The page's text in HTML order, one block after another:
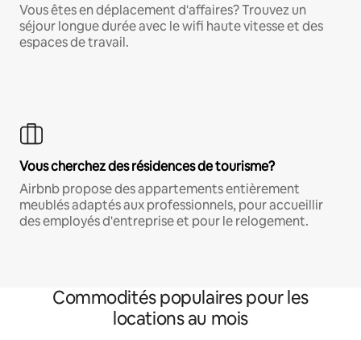
Vous êtes en déplacement d'affaires? Trouvez un
séjour longue durée avec le wifi haute vitesse et des
espaces de travail.
Vous cherchez des résidences de tourisme?
Airbnb propose des appartements entièrement
meublés adaptés aux professionnels, pour accueillir
des employés d'entreprise et pour le relogement.
Commodités populaires pour les
locations au mois